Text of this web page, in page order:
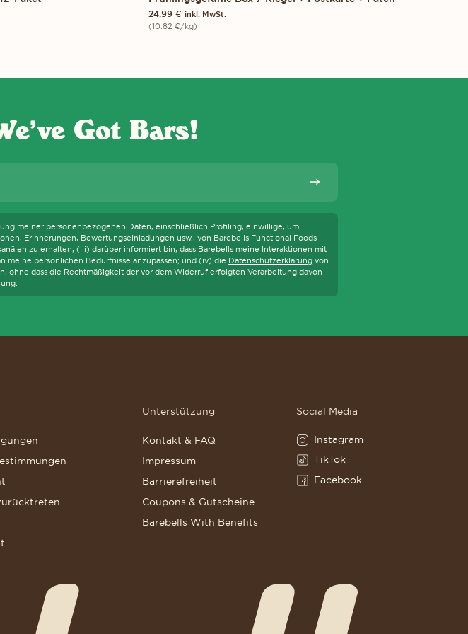
24.99 € inkl. MwSt.
(10.82 €/kg)
Got Bars!
meiner personenbezogenen Daten, einschließlich Profiling, einwillige, um
Erinnerungen, Bewertungseinladungen usw., von Barebells Functional Foods
zu erhalten, (iii) darüber informiert bin, dass Barebells meine Interaktionen mit
persönlichen Bedürfnisse anzupassen; und (iv) die Datenschutzerklärung von
ohne dass die Rechtmäßigkeit der vor dem Widerruf erfolgten Verarbeitung davon
Unterstützung
Kontakt & FAQ
Impressum
Barrierefreiheit
Coupons & Gutscheine
Barebells With Benefits
Social Media
Instagram(Opens in a new tab)
Instagram
TikTok(Opens in a new tab)
TikTok
Facebook(Opens in a new tab)
Facebook
UNTERSTÜTZENDE TECHNOLOGIEN WIE SCREENREADER UNTERSTÜTZEN. ERFAHRE MEHR